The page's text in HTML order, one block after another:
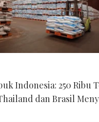
Indonesia: 250 Ribu
dan Brasil